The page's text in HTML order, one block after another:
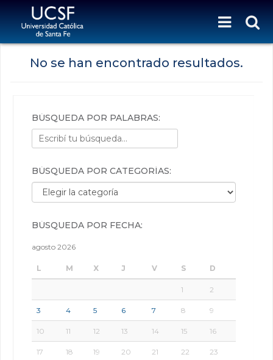
No se han encontrado resultados.
BÚSQUEDA POR PALABRAS:
BÚSQUEDA POR CATEGORÍAS:
Búsqueda por categorías:
BÚSQUEDA POR FECHA:
agosto 2026
L M X J V S D
1 2
3 4 5 6 7 8 9
10 11 12 13 14 15 16
17 18 19 20 21 22 23